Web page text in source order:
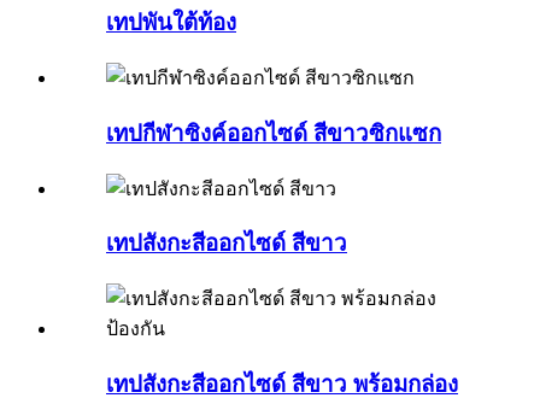
เทปพันใต้ท้อง
เทปกีฬาซิงค์ออกไซด์ สีขาวซิกแซก
เทปสังกะสีออกไซด์ สีขาว
เทปสังกะสีออกไซด์ สีขาว พร้อมกล่อง